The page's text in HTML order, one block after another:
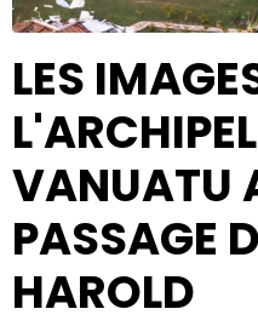
LES
VANUATU
PASSAGE
HAROLD